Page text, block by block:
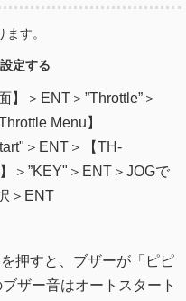
す。
定する
】＞ENT＞”Throttle”＞
Menu】
＞ENT＞【TH-
＞”KEY"＞ENT＞JOGで
＞ENT
押すと、ブザーが「ピピ
ザー音はオートスタート